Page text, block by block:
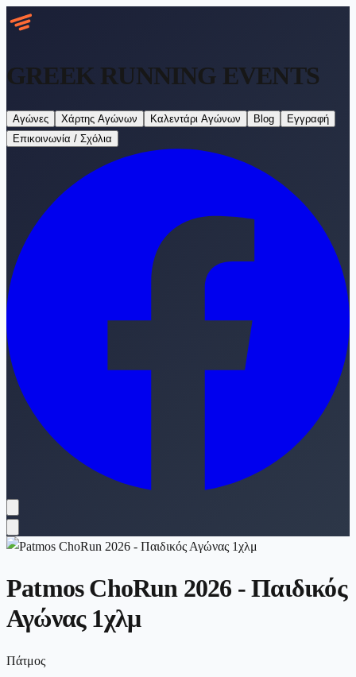
GREEK RUNNING EVENTS
Αγώνες Χάρτης Αγώνων Καλεντάρι Αγώνων Blog
Εγγραφή
Επικοινωνία / Σχόλια
Patmos ChoRun 2026 - Παιδικός
Αγώνας 1χλμ
Πάτμος